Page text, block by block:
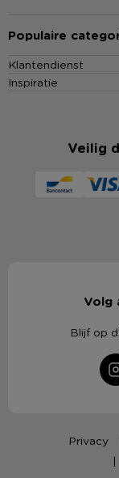
Populaire
Klantendienst
Inspiratie
Veilig
Volg
Blijf op
Privacy